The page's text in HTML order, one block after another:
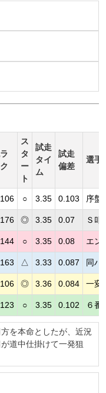
ス
タ
ー
ト
試走
タイ
ム
試走
偏差
選手
○ 3.35 0.103 序盤
◎ 3.35 0.07 Ｓ叩
○ 3.35 0.08 エン
△ 3.33 0.087 同ハ
◎ 3.36 0.084 一変
○ 3.35 0.102 ６番
を本命としたが、近況
道中仕掛けて一発狙